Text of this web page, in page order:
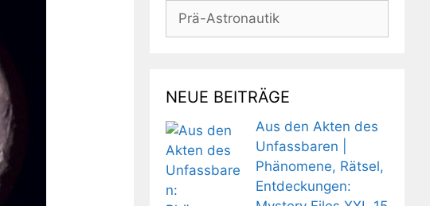
Suchen
nach:
NEUE BEITRÄGE
Aus den Akten des
Unfassbaren |
Phänomene, Rätsel,
Entdeckungen: